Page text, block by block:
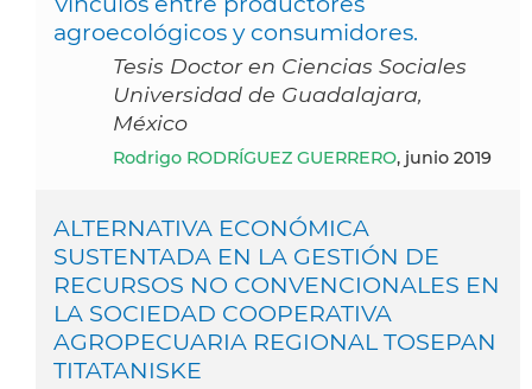
agroecológicos y consumidores.
Tesis Doctor en Ciencias Sociales
Universidad de Guadalajara,
México
Rodrigo RODRÍGUEZ GUERRERO, junio 2019
ALTERNATIVA ECONÓMICA
SUSTENTADA EN LA GESTIÓN DE
RECURSOS NO CONVENCIONALES EN
LA SOCIEDAD COOPERATIVA
AGROPECUARIA REGIONAL TOSEPAN
TITATANISKE